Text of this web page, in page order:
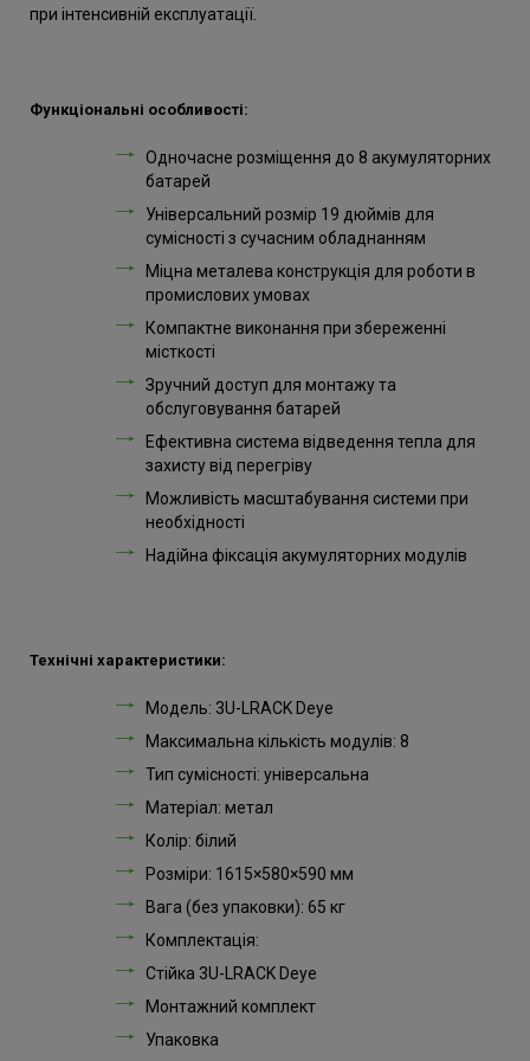
при інтенсивній експлуатації.
Функціональні особливості:
Одночасне розміщення до 8 акумуляторних
батарей
Універсальний розмір 19 дюймів для
сумісності з сучасним обладнанням
Міцна металева конструкція для роботи в
промислових умовах
Компактне виконання при збереженні
місткості
Зручний доступ для монтажу та
обслуговування батарей
Ефективна система відведення тепла для
захисту від перегріву
Можливість масштабування системи при
необхідності
Надійна фіксація акумуляторних модулів
Технічні характеристики:
Модель: 3U-LRACK Deye
Максимальна кількість модулів: 8
Тип сумісності: універсальна
Матеріал: метал
Колір: білий
Розміри: 1615×580×590 мм
Вага (без упаковки): 65 кг
Комплектація:
Стійка 3U-LRACK Deye
Монтажний комплект
Упаковка